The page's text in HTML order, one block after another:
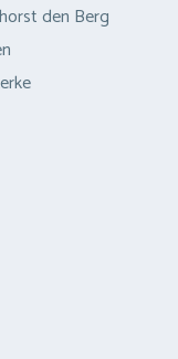
den Berg